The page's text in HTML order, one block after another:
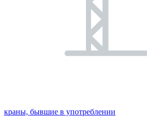
краны, бывшие в употреблении